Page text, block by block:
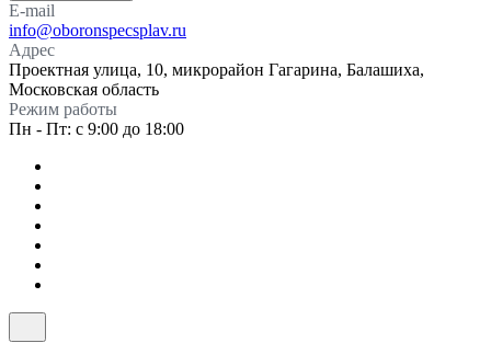
E-mail
info@oboronspecsplav.ru
Адрес
Проектная улица, 10, микрорайон Гагарина, Балашиха,
Московская область
Режим работы
Пн - Пт: с 9:00 до 18:00